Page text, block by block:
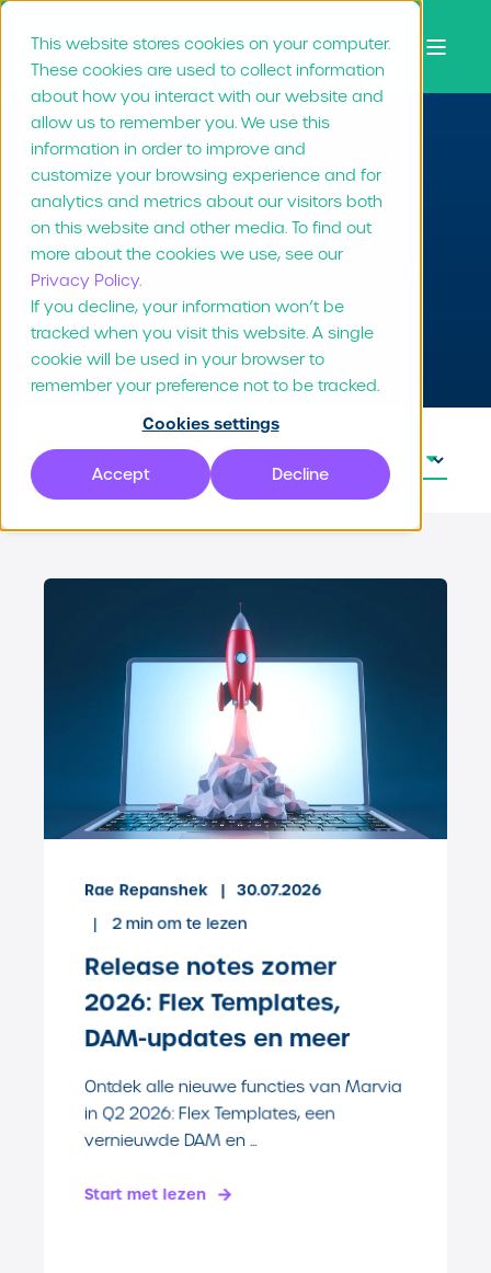
This website stores cookies on your computer.
These cookies are used to collect information
about how you interact with our website and
allow us to remember you. We use this
information in order to improve and
customize your browsing experience and for
analytics and metrics about our visitors both
on this website and other media. To find out
more about the cookies we use, see our
Privacy Policy.
If you decline, your information won’t be
tracked when you visit this website. A single
cookie will be used in your browser to
remember your preference not to be tracked.
Cookies settings
Accept Decline
Blog
Inzichten op het gebied van lokale marketing
en branding.
Rae Repanshek
30.07.2026
2 min om te lezen
Release notes zomer
2026: Flex Templates,
DAM-updates en meer
Ontdek alle nieuwe functies van Marvia
in Q2 2026: Flex Templates, een
vernieuwde DAM en ...
Start met lezen